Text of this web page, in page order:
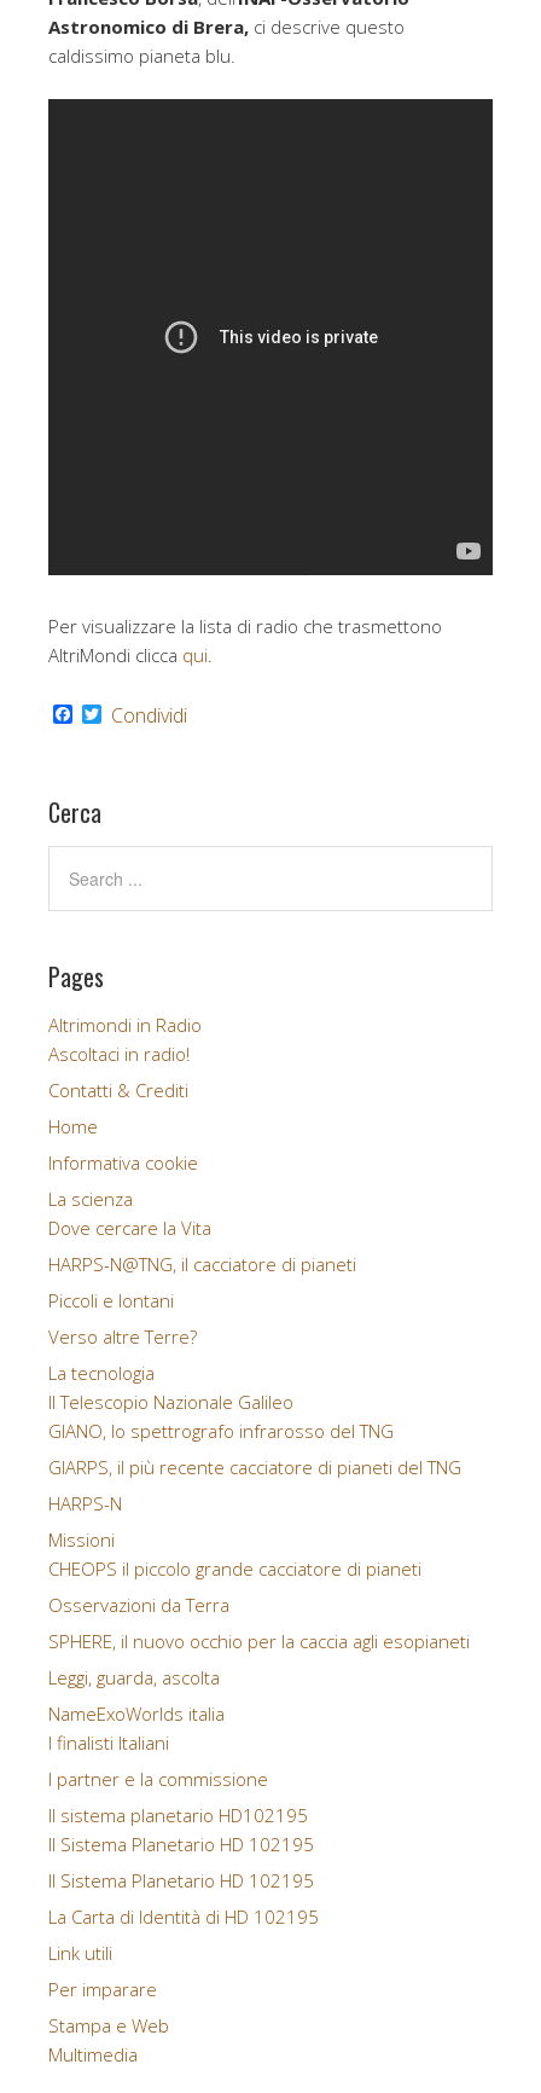
Astronomico di Brera, ci descrive questo
caldissimo pianeta blu.
Per visualizzare la lista di radio che trasmettono
AltriMondi clicca qui.
F
o
o
k
Condividi
Cerca
Pages
Altrimondi in Radio
Ascoltaci in radio!
Contatti & Crediti
Home
Informativa cookie
La scienza
Dove cercare la Vita
HARPS-N@TNG, il cacciatore di pianeti
Piccoli e lontani
Verso altre Terre?
La tecnologia
Il Telescopio Nazionale Galileo
GIANO, lo spettrografo infrarosso del TNG
GIARPS, il più recente cacciatore di pianeti del TNG
HARPS-N
Missioni
CHEOPS il piccolo grande cacciatore di pianeti
Osservazioni da Terra
SPHERE, il nuovo occhio per la caccia agli esopianeti
Leggi, guarda, ascolta
NameExoWorlds italia
I finalisti Italiani
I partner e la commissione
Il sistema planetario HD102195
Il Sistema Planetario HD 102195
Il Sistema Planetario HD 102195
La Carta di Identità di HD 102195
Link utili
Per imparare
Stampa e Web
Multimedia